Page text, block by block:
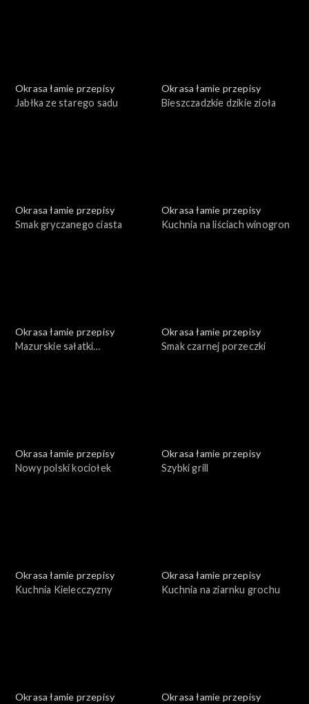
Okrasa łamie przepisy
Jabłka ze starego sadu
Okrasa łamie przepisy
Bieszczadzkie dzikie zioła
Okrasa łamie przepisy
Smak gryczanego ciasta
Okrasa łamie przepisy
Kuchnia na liściach winogron
Okrasa łamie przepisy
Mazurskie sałatki
Okrasa łamie przepisy
Smak czarnej porzeczki
Okrasa łamie przepisy
Nowy polski kociołek
Okrasa łamie przepisy
Szybki grill
Okrasa łamie przepisy
Kuchnia Kielecczyzny
Okrasa łamie przepisy
Kuchnia na ziarnku grochu
Okrasa łamie przepisy
Okrasa łamie przepisy